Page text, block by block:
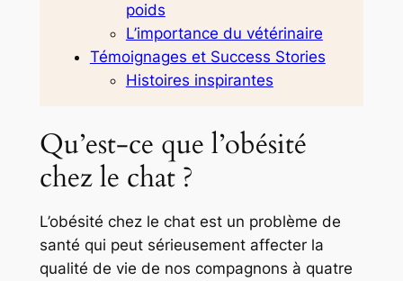
poids
L’importance du vétérinaire
Témoignages et Success Stories
Histoires inspirantes
Qu’est-ce que l’obésité
chez le chat ?
L’obésité chez le chat est un problème de
santé qui peut sérieusement affecter la
qualité de vie de nos compagnons à quatre